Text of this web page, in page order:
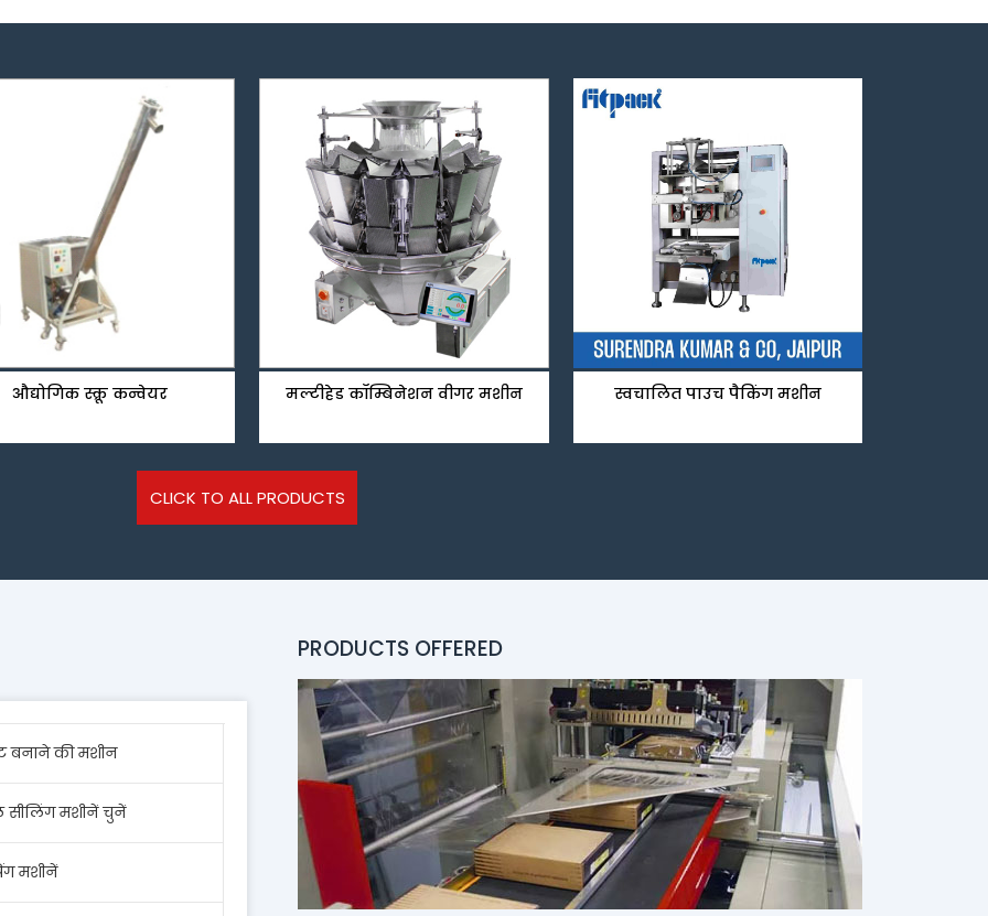
औद्योगिक स्क्रू कन्वेयर मल्टीहेड कॉम्बिनेशन वीगर मशीन स्वचालित पाउच पैकिंग मशीन
CLICK TO ALL PRODUCTS
बनाने की मशीन
सीलिंग मशीनें चुनें
मशीनें
PRODUCTS OFFERED